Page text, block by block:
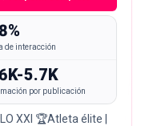
de interacción
5.7K
por publicación
XXI 🏆Atleta élite |